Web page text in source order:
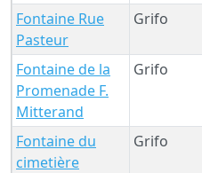
Fontaine Rue
Pasteur
Grifo
Fontaine de la
Promenade F.
Mitterand
Grifo
Fontaine du
cimetière
Grifo